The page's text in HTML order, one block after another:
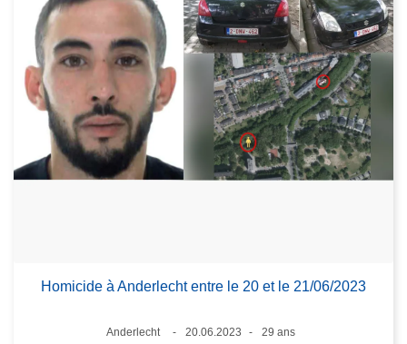
Homicide à Anderlecht entre le 20 et le 21/06/2023
Lieux
Anderlecht
20.06.2023
29 ans